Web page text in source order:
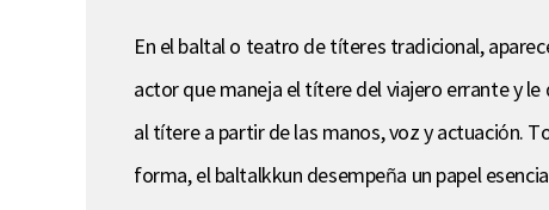
En el baltal o teatro de títeres tradicional,
actor que maneja el títere del viajero errante y
al títere a partir de las manos, voz y actuación.
forma, el baltalkkun desempeña un papel